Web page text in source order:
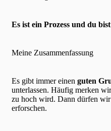
Es ist ein Prozess und du
Meine Zusammenfassung
Es gibt immer einen guten
unterlassen. Häufig merken
zu hoch wird. Dann dürfen wir
erforschen.